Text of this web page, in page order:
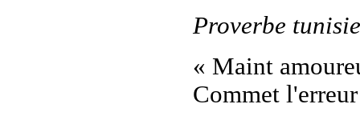
Proverbe
« Maint
Commet